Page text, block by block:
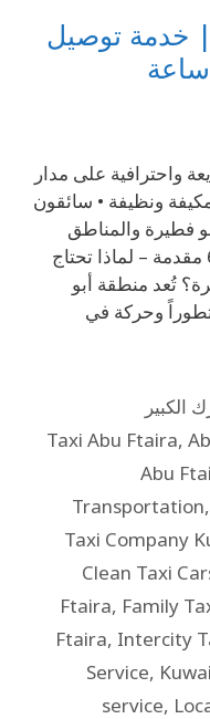
خدمة توصيل
واحترافية على مدار
ونظيفة • سائقون
فطيرة والمناطق
المجاورة اتصل الآن – 69694241 مقدمة – لماذا تحتاج
تُعد منطقة أبو
وحركة في
الكبير
,
Abu
Transportation,
Taxi Company
Clean Taxi
Ftaira, Family
Ftaira, Intercity
Service,
service,